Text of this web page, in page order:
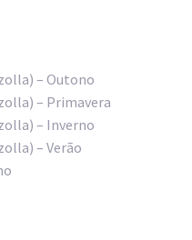
– Outono
– Primavera
– Inverno
– Verão